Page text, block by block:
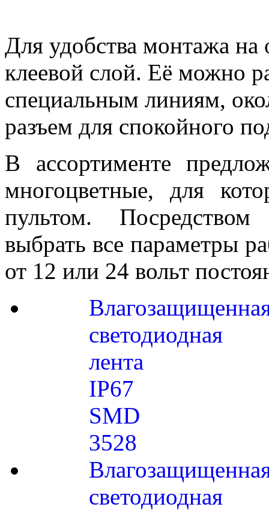
Для удобства монтажа на
клеевой слой. Её можно
специальным линиям,
разъем для спокойного
В ассортименте
многоцветные, для
пультом.
выбрать все параметры
от 12 или 24 вольт
светодиодная
лента
IP67
SMD
3528
светодиодная